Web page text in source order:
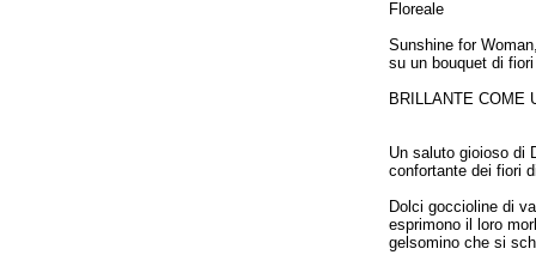
Floreale
Sunshine for
su un bouquet di
BRILLANTE COME
Un saluto gioioso di
confortante dei fiori
Dolci goccioline di
esprimono il loro
gelsomino che si